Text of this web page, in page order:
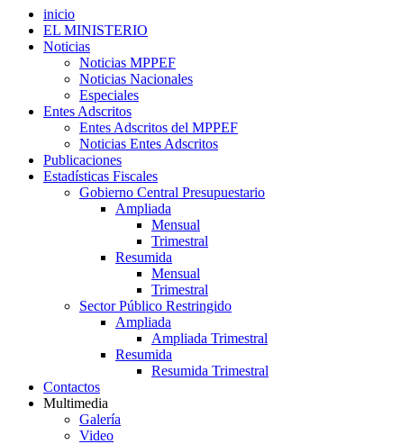
inicio
EL MINISTERIO
Noticias
Noticias MPPEF
Noticias Nacionales
Especiales
Entes Adscritos
Entes Adscritos del MPPEF
Noticias Entes Adscritos
Publicaciones
Estadísticas Fiscales
Gobierno Central Presupuestario
Ampliada
Mensual
Trimestral
Resumida
Mensual
Trimestral
Sector Público Restringido
Ampliada
Ampliada Trimestral
Resumida
Resumida Trimestral
Contactos
Multimedia
Galería
Video